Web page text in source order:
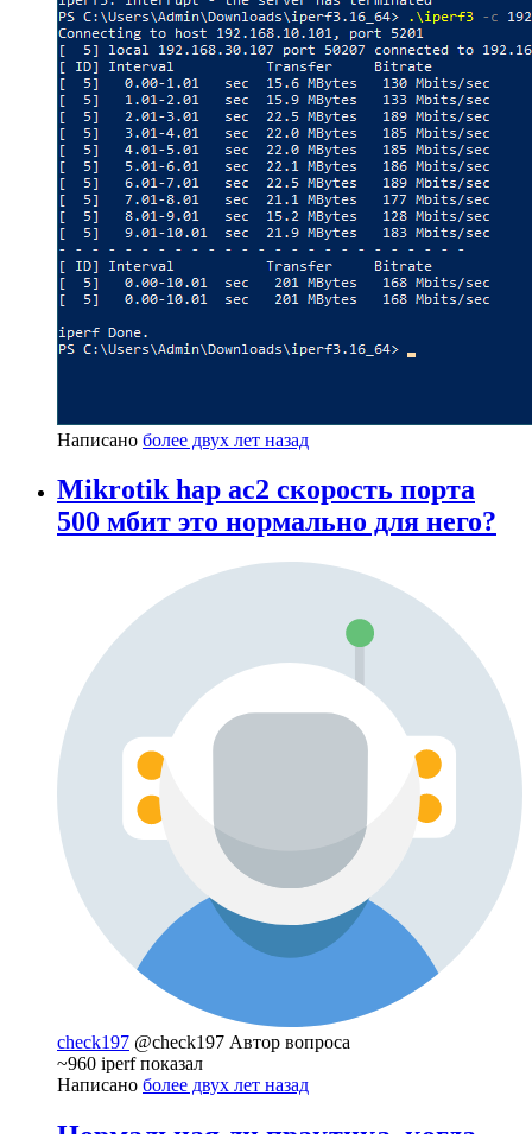
Написано более двух лет назад
Mikrotik hap ac2 скорость порта
500 мбит это нормально для него?
check197 @check197 Автор вопроса
~960 iperf показал
Написано более двух лет назад